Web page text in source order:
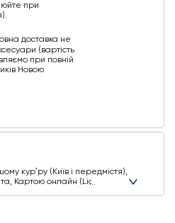
при
доставка не
(вартість
при повній
Новою
курʼру (Київ і передмістя),
Картою онлайн (Liqpay,